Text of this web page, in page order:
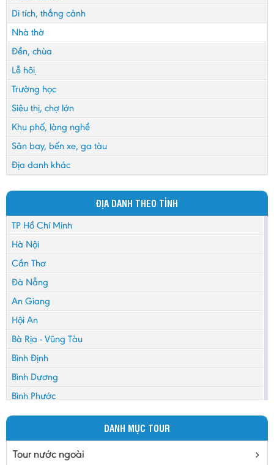
Di tích, thắng cảnh
Nhà thờ
Đền, chùa
Lễ hội
Trường học
Siêu thị, chợ lớn
Khu phố, làng nghề
Sân bay, bến xe, ga tàu
Địa danh khác
ĐỊA DANH THEO TỈNH
TP Hồ Chí Minh
Hà Nội
Cần Thơ
Đà Nẵng
An Giang
Hội An
Bà Rịa - Vũng Tàu
Bình Định
Bình Dương
Bình Phước
Bình Thuận
Bắc Giang
DANH MỤC TOUR
Tour nước ngoài